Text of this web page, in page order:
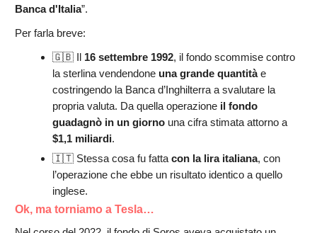
Banca d'Italia”.
Per farla breve:
🇬🇧 Il 16 settembre 1992, il fondo scommise contro
la sterlina vendendone una grande quantitàe
costringendo la Banca d’Inghilterra a svalutare la
propria valuta. Da quella operazione il fondo
guadagnò in un giorno una cifra stimata attorno a
$1,1 miliardi.
🇮🇹 Stessa cosa fu fatta con la lira italiana, con
l’operazione che ebbe un risultato identico a quello
inglese.
Ok, ma torniamo a Tesla…